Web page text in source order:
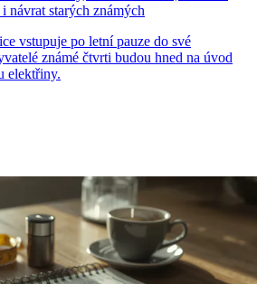
návrat starých známých
vstupuje po letní pauze do své
známé čtvrti budou hned na úvod
elektřiny.